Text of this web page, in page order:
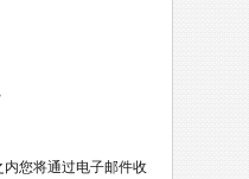
您将通过电子邮件收